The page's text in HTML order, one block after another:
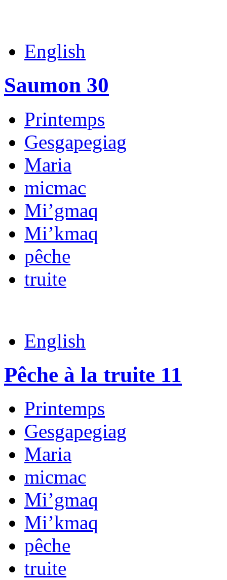
English
Saumon 30
Printemps
Gesgapegiag
Maria
micmac
Mi’gmaq
Mi’kmaq
pêche
truite
English
Pêche à la truite 11
Printemps
Gesgapegiag
Maria
micmac
Mi’gmaq
Mi’kmaq
pêche
truite